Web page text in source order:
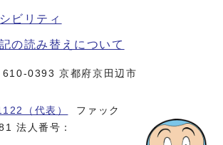
ビリティ
の読み替えについて
610-0393 京都府京田辺市
（代表）
ファック
法人番号：